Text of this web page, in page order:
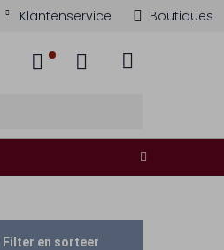
Klantenservice Boutiques
Filter en sorteer